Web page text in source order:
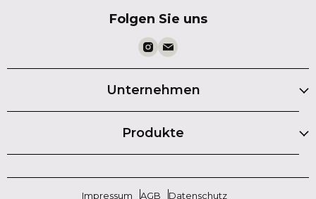
Folgen Sie uns
Unternehmen
Produkte
Impressum AGB Datenschutz